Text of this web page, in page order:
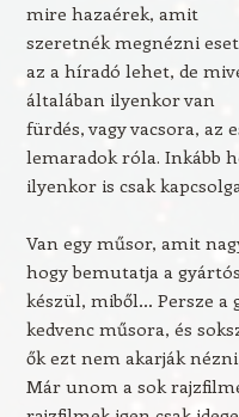
mire hazaérek, amit
szeretnék megnézni
az a híradó lehet, de
általában ilyenkor van
fürdés, vagy vacsora, az
lemaradok róla. Inkább
ilyenkor is csak
Van egy műsor, amit
hogy bemutatja a
készül, miből… Persze a
kedvenc műsora, és
ők ezt nem akarják
Már unom a sok